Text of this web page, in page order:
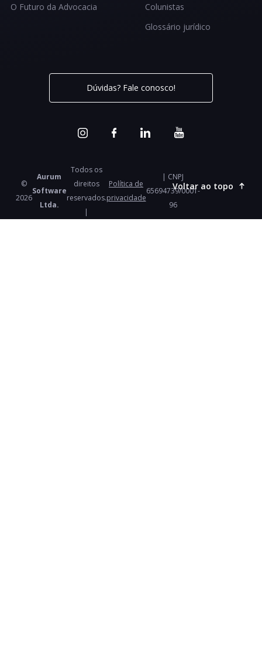
O Futuro da Advocacia
Colunistas
Glossário jurídico
Dúvidas? Fale conosco!
©
2026
Aurum
Software
Ltda.
Todos os
direitos
reservados.
|
Política de
privacidade
| CNPJ
65694739/0001-
96
Voltar ao topo